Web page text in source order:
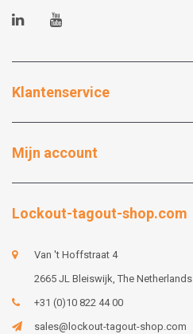
Klantenservice
Mijn account
Lockout-tagout-shop.com
Van 't Hoffstraat 4
2665 JL Bleiswijk, The Netherlands
+31 (0)10 822 44 00
sales@lockout-tagout-shop.com